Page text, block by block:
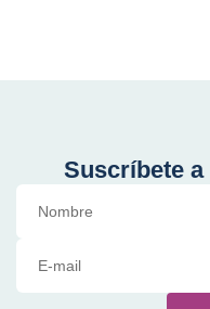
Suscríbete